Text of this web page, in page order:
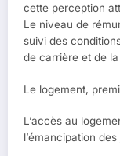
cette perception
Le niveau de
suivi des
de carrière et de
Le logement,
L’accès au
l’émancipation